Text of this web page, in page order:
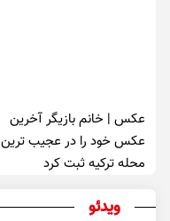
عکس | خانم بازیگر آخرین
عکس خود را در عجیب ترین
محله ترکیه ثبت کرد
ویدئو